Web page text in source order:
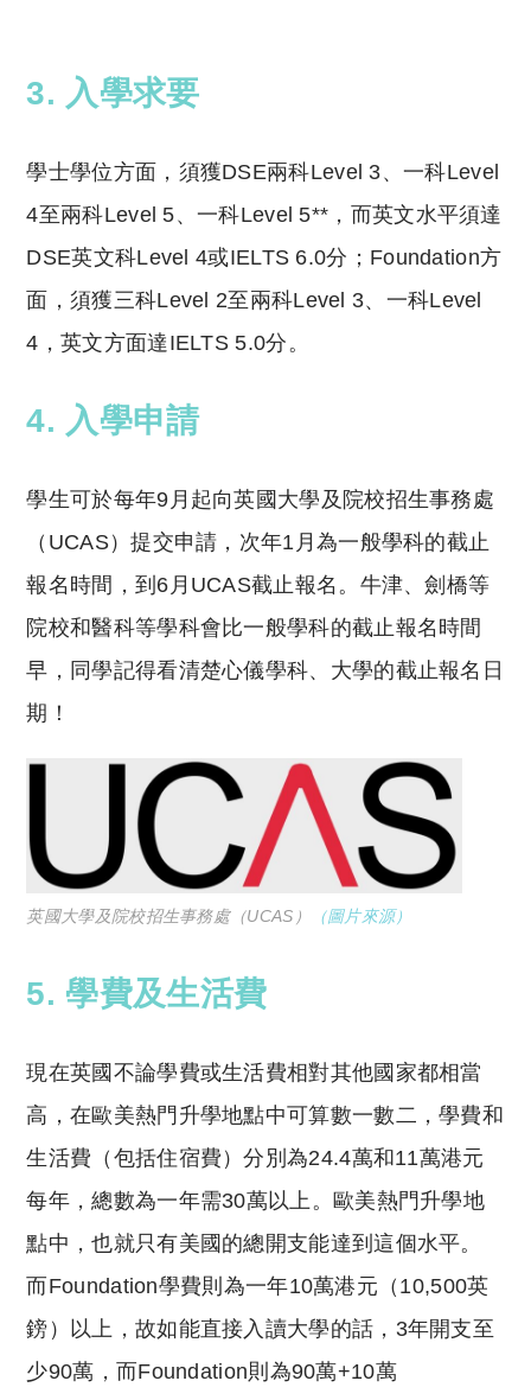
3. 入學求要
學士學位方面，須獲DSE兩科Level 3、一科Level
4至兩科Level 5、一科Level 5**，而英文水平須達
DSE英文科Level 4或IELTS 6.0分；Foundation方
面，須獲三科Level 2至兩科Level 3、一科Level
4，英文方面達IELTS 5.0分。
4. 入學申請
學生可於每年9 月起向英國大學及院校招生事務處
（ UCAS）提交申請，次年1 月為一般學科的截止
報名時間，到 6 月 UCAS截止報名。牛津、劍橋等
院校和醫科等學科會比一般學科的截止報名時間
早，同學記得看清楚心儀學科、大學的截止報名日
期！
英國大學及院校招生事務處（UCAS） （圖片來源）
5. 學費及生活費
現在英國不論學費或生活費相對其他國家都相當
高，在歐美熱門升學地點中可算數一數二，學費和
生活費（包括住宿費）分別為24.4萬和11萬港元
每年，總數為一年需30萬以上。歐美熱門升學地
點中，也就只有美國的總開支能達到這個水平。
而Foundation學費則為一年10萬港元（ 10,500英
鎊）以上，故如能直接入讀大學的話， 3年開支至
少90萬，而Foundation則為90萬+10萬